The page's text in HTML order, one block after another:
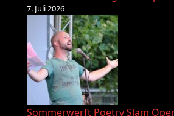
7. Juli 2026
Sommerwerft Poetry Slam